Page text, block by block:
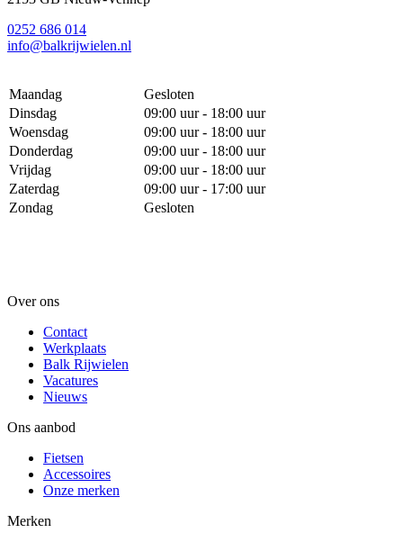
0252 686 014
info@balkrijwielen.nl
Maandag
Gesloten
Dinsdag
09:00 uur - 18:00 uur
Woensdag
09:00 uur - 18:00 uur
Donderdag
09:00 uur - 18:00 uur
Vrijdag
09:00 uur - 18:00 uur
Zaterdag
09:00 uur - 17:00 uur
Zondag
Gesloten
Over ons
Contact
Werkplaats
Balk Rijwielen
Vacatures
Nieuws
Ons aanbod
Fietsen
Accessoires
Onze merken
Merken